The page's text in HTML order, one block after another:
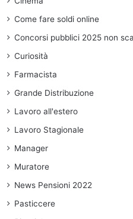
Come fare soldi online
Concorsi pubblici 2025 non
Curiosità
Farmacista
Grande Distribuzione
Lavoro all'estero
Lavoro Stagionale
Manager
Muratore
News Pensioni 2022
Pasticcere